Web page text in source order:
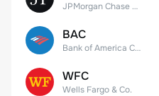
JPMorgan Chase & Co.
BAC
Bank of America Corporation
WFC
Wells Fargo & Co.